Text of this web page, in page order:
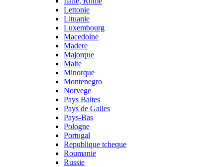
Lettonie
Lituanie
Luxembourg
Macedoine
Madere
Majorque
Malte
Minorque
Montenegro
Norvege
Pays Baltes
Pays de Galles
Pays-Bas
Pologne
Portugal
Republique tcheque
Roumanie
Russie